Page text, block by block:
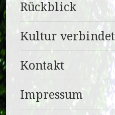
Rückblick
Kultur verbindet
Kontakt
Impressum